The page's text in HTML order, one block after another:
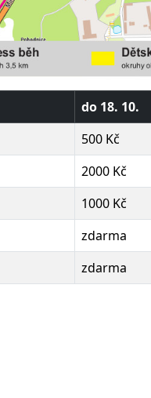
do 18. 10.
500 Kč
2000 Kč
1000 Kč
zdarma
zdarma